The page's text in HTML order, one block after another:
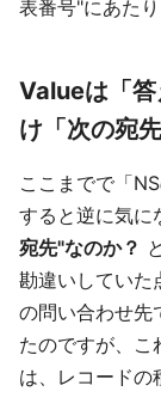
表番号"にあたり
Valueは「答
け「次の宛先
ここまでで「
すると逆に気に
宛先"なのか？
勘違いしていた
の問い合わせ先
たのですが、こ
は、レコードの